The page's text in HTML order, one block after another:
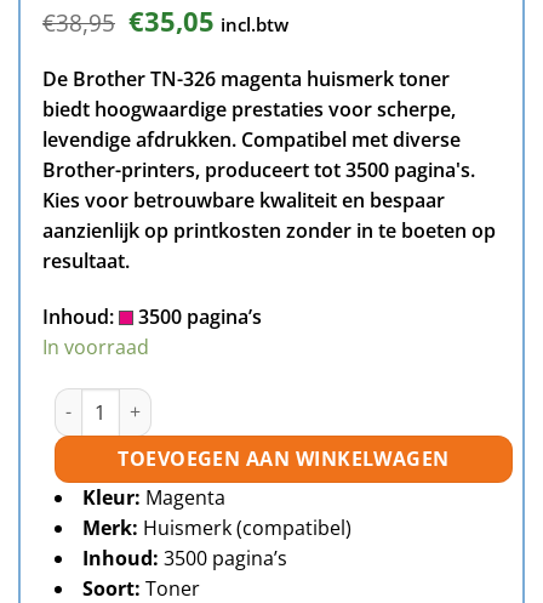
€38,95 Oorspronkelijke
prijs
was:
€38,95.
€35,05Huidige
prijs
is:
€35,05.
incl.btw
De Brother TN-326 magenta huismerk toner
biedt hoogwaardige prestaties voor scherpe,
levendige afdrukken. Compatibel met diverse
Brother-printers, produceert tot 3500 pagina's.
Kies voor betrouwbare kwaliteit en bespaar
aanzienlijk op printkosten zonder in te boeten op
resultaat.
Inhoud:
3500 pagina’s
In voorraad
Brother TN-326 toner magenta huismerk aantal
TOEVOEGEN AAN WINKELWAGEN
Kleur: Magenta
Merk: Huismerk (compatibel)
Inhoud: 3500 pagina’s
Soort: Toner